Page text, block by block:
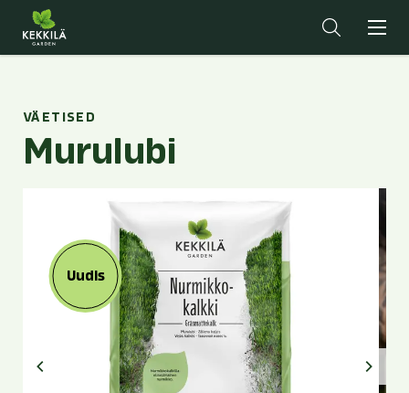
VÄETISED
Murulubi
Uudis